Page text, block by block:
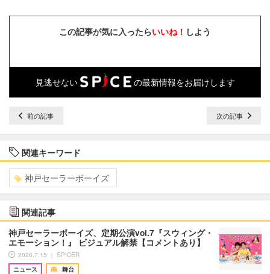
この記事が気に入ったらいいね！ しよう
見逃せない の最新情報をお届けします
前の記事 次の記事
関連キーワード
神戸セーラーボーイズ
関連記事
神戸セーラーボーイズ、定期公演vol.7『スウィング・
エモーション！』 ビジュアル解禁【コメントあり】
2026.7.15 ｜ SPICER
ニュース
舞台